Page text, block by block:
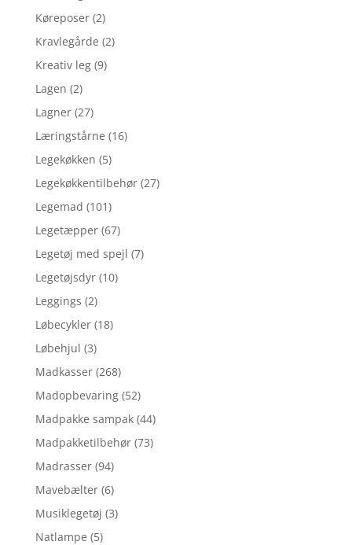
Køreposer (2)
Kravlegårde (2)
Kreativ leg (9)
Lagen (2)
Lagner (27)
Læringstårne (16)
Legekøkken (5)
Legekøkkentilbehør (27)
Legemad (101)
Legetæpper (67)
Legetøj med spejl (7)
Legetøjsdyr (10)
Leggings (2)
Løbecykler (18)
Løbehjul (3)
Madkasser (268)
Madopbevaring (52)
Madpakke sampak (44)
Madpakketilbehør (73)
Madrasser (94)
Mavebælter (6)
Musiklegetøj (3)
Natlampe (5)